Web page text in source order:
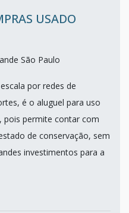
USADO
São Paulo
por redes de
é o aluguel para uso
pois permite contar com
de conservação, sem
investimentos para a